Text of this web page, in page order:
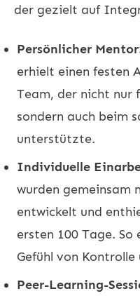
der gezielt auf
Persönlicher
erhielt einen festen
Team, der nicht nur
sondern auch beim
unterstützte.
Individuelle
wurden gemeinsam
entwickelt und
ersten 100 Tage.
Gefühl von
Peer-Learning-